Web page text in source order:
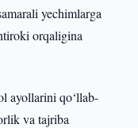
yechimlarga
orqaligina
ayollarini qo‘llab-
va tajriba